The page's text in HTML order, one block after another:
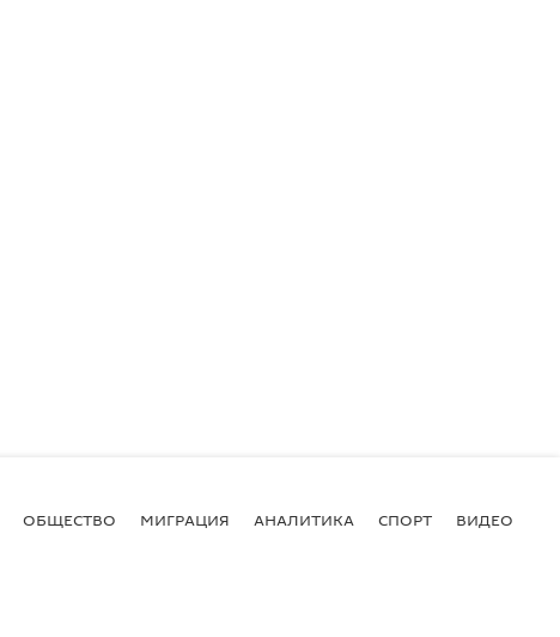
ОБЩЕСТВО МИГРАЦИЯ АНАЛИТИКА СПОРТ ВИДЕО